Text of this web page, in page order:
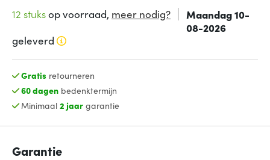
12 stuksop voorraad, meer nodig?
Maandag 10-
08-2026
geleverd
Gratis retourneren
60 dagenbedenktermijn
Minimaal 2 jaargarantie
Garantie